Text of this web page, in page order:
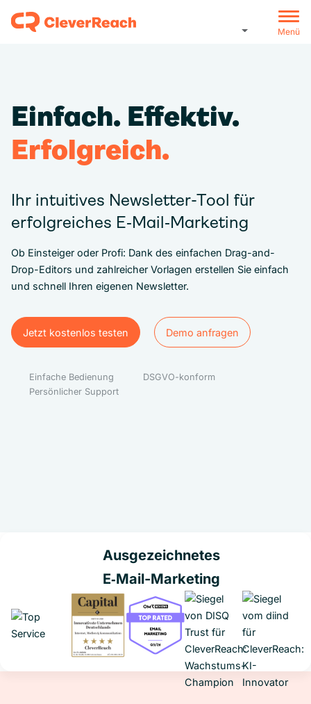
Menü
Einfach. Effektiv.
Erfolgreich.
Ihr intuitives Newsletter-Tool für
erfolgreiches E‑Mail‑Marketing
Ob Einsteiger oder Profi: Dank des einfachen Drag-and-
Drop-Editors und zahlreicher Vorlagen erstellen Sie einfach
und schnell Ihren eigenen Newsletter.
Jetzt kostenlos testen
Jetzt kostenlos testen
Demo anfragen
Demo anfragen
Einfache Bedienung
DSGVO-konform
Persönlicher Support
Ausgezeichnetes
E‑Mail-Marketing